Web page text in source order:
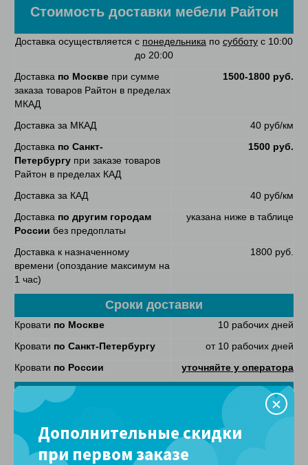
Стоимость доставки мебели Райтон
Доставка осуществляется с понедельника по субботу с 10:00
до 20:00
Доставка по Москве при сумме
заказа товаров Райтон в пределах
МКАД
1500-1800 руб.
Доставка за МКАД
40 руб/км
Доставка по Санкт-
Петербургу при заказе товаров
Райтон в пределах КАД
1500 руб.
Доставка за КАД
40 руб/км
Доставка по другим городам
России без предоплаты
указана ниже в таблице
Доставка к назначенному
времени (опоздание максимум на
1 час)
1800 руб.
Сроки доставки
Кровати по Москве
10 рабочих дней
Кровати по Санкт-Петербургу
от 10 рабочих дней
Кровати по России уточняйте у оператора
Кровати при наличии грузового
лифта
БЕСПЛАТНО
Кровати при отсутствии грузового
лифта
БЕСПЛАТНО
Дополнительные скидки
при первом заказе